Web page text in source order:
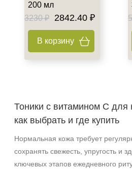
Восстановление
Матирование
Моделирование
Показать еще
Под макияж
200 мл
3230 ₽
2842.40 ₽
В корзину
Тоники с витамином C для
как выбрать и где купить
Нормальная кожа требует
сохранять свежесть, упругость и
ключевых этапов ежедневного